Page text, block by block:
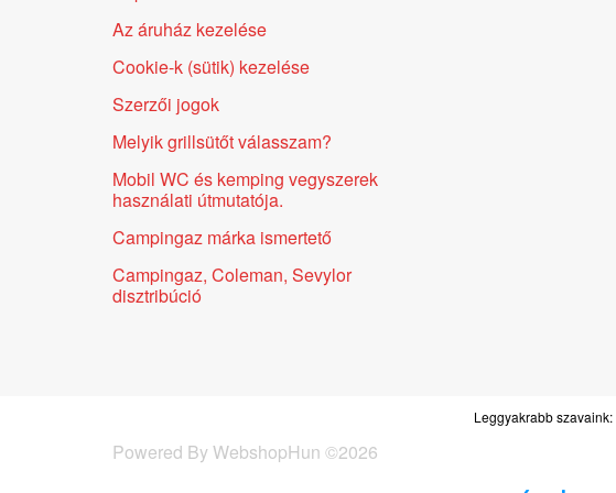
Az áruház kezelése
Cookie-k (sütik) kezelése
Szerzői jogok
Melyik grillsütőt válasszam?
Mobil WC és kemping vegyszerek
használati útmutatója.
Campingaz márka ismertető
Campingaz, Coleman, Sevylor
disztribúció
Leggyakrabb szavaink:
Powered ByWebshopHun ©2026